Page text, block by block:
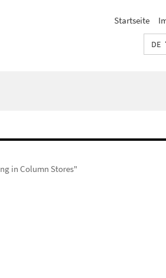
Startseite
DE
in Column Stores"